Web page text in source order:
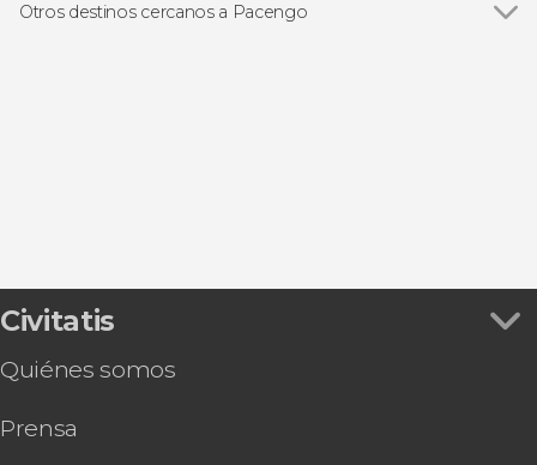
Otros destinos cercanos a Pacengo
Civitatis
Quiénes somos
Prensa